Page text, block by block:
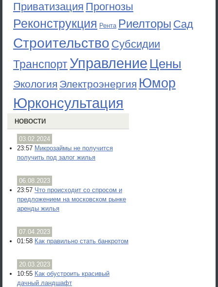
Приватизация Прогнозы
Реконструкция Рента Риелторы Сад
Строительство Субсидии
ТранспортУправление Цены
Экология Электроэнергия Юмор
Юрконсультация
НОВОСТИ
03.02.2024
23:57 Микрозаймы не получится
получить под залог жилья
06.08.2023
23:57 Что происходит со спросом и
предложением на московском рынке
аренды жилья
07.04.2023
01:58 Как правильно стать банкротом
20.03.2023
10:55 Как обустроить красивый
дачный ландшафт